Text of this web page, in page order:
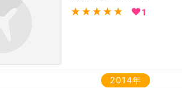
★★★★★ 1
2014年